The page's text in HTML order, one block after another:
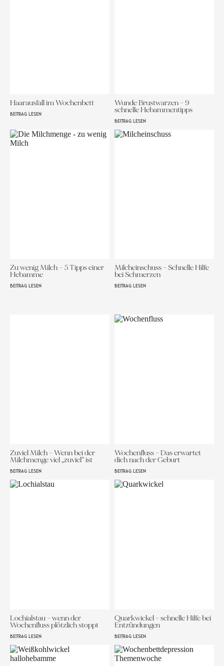
Haarausfall im Wochenbett
BEITRAG LESEN
Wunde Brustwarzen – 9
schnelle Hebammentipps
BEITRAG LESEN
Zu wenig Milch – 5 Tipps einer
Hebamme
BEITRAG LESEN
Milcheinschuss – Schnelle Hilfe
bei Schmerzen
BEITRAG LESEN
Zuviel Milch – Wenn bei der
Milchmenge viel „zuviel“ ist
BEITRAG LESEN
Wochenfluss – Das erwartet
dich nach der Geburt
BEITRAG LESEN
Lochialstau – wenn der
Wochenfluss plötzlich stoppt
BEITRAG LESEN
Quarkwickel – schnelle Hilfe bei
Entzündungen
BEITRAG LESEN